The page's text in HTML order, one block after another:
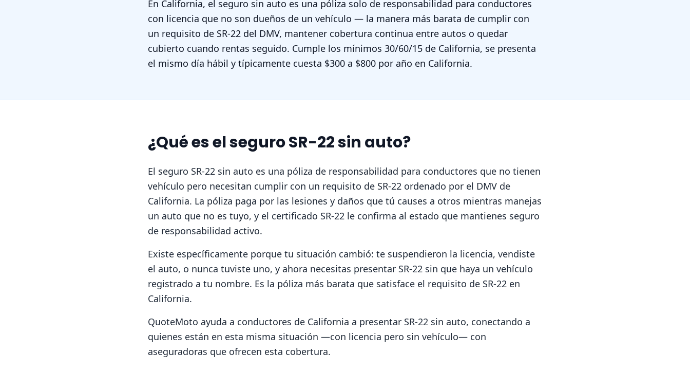
En California, el seguro sin auto es una póliza solo de responsabilidad para conductores
con licencia que no son dueños de un vehículo — la manera más barata de cumplir con
un requisito de SR-22 del DMV, mantener cobertura continua entre autos o quedar
cubierto cuando rentas seguido. Cumple los mínimos 30/60/15 de California, se presenta
el mismo día hábil y típicamente cuesta $300 a $800 por año en California.
¿Qué es el seguro SR-22 sin auto?
El seguro SR-22 sin auto es una póliza de responsabilidad para conductores que no tienen
vehículo pero necesitan cumplir con un requisito de SR-22 ordenado por el DMV de
California. La póliza paga por las lesiones y daños que tú causes a otros mientras manejas
un auto que no es tuyo, y el certificado SR-22 le confirma al estado que mantienes seguro
de responsabilidad activo.
Existe específicamente porque tu situación cambió: te suspendieron la licencia, vendiste
el auto, o nunca tuviste uno, y ahora necesitas presentar SR-22 sin que haya un vehículo
registrado a tu nombre. Es la póliza más barata que satisface el requisito de SR-22 en
California.
QuoteMoto ayuda a conductores de California a presentar SR-22 sin auto, conectando a
quienes están en esta misma situación —con licencia pero sin vehículo— con
aseguradoras que ofrecen esta cobertura.